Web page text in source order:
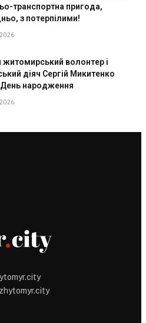
транспортна пригода,
з потерпілими!
житомирський волонтер і
діяч Сергій Микитенко
День народження